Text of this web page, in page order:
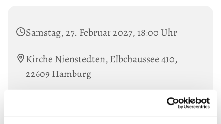
Samstag, 27. Februar 2027, 18:00 Uhr
Kirche Nienstedten, Elbchaussee 410,
22609 Hamburg